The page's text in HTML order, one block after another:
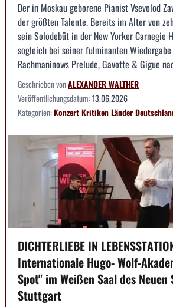
Der in Moskau geborene Pianist Vsevolod
der größten Talente. Bereits im Alter von
sein Solodebüt in der New Yorker Carnegie
sogleich bei seiner fulminanten
Rachmaninows Prelude, Gavotte & Gigue
Geschrieben vonALEXANDER WALTHER
Veröffentlichungsdatum:13.06.2026
Kategorien:KonzertKritikenLänder
DICHTERLIEBE IN
Internationale Hugo- Wolf-
Spot" im Weißen Saal des Neuen
Stuttgart